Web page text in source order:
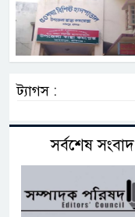
ট্যাগস :
সর্বশেষ সংবাদ